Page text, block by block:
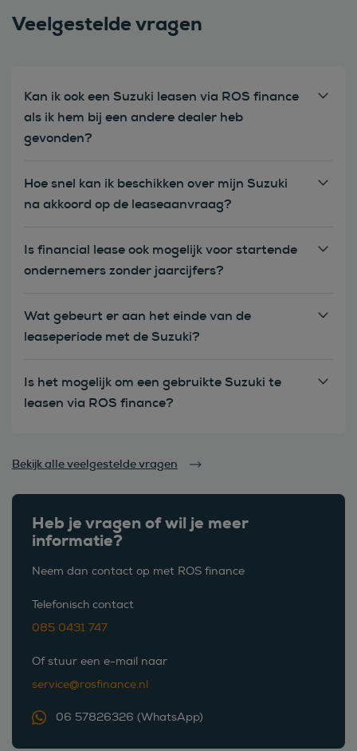
Heb je vragen of wil je meer
informatie?
Neem dan contact op met ROS finance
Telefonisch contact
085 0431 747
Of stuur een e-mail naar
service@rosfinance.nl
06 57826326 (WhatsApp)
Veelgestelde vragen
Kan ik ook een Suzuki leasen via ROS finance
als ik hem bij een andere dealer heb
gevonden?
Hoe snel kan ik beschikken over mijn Suzuki
na akkoord op de leaseaanvraag?
Is financial lease ook mogelijk voor startende
ondernemers zonder jaarcijfers?
Wat gebeurt er aan het einde van de
leaseperiode met de Suzuki?
Is het mogelijk om een gebruikte Suzuki te
leasen via ROS finance?
Bekijk alle veelgestelde vragen